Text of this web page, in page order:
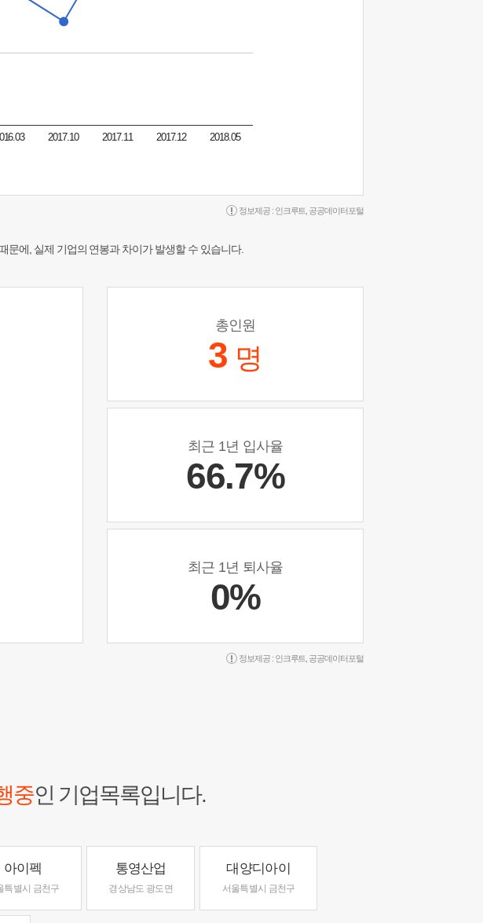
2017.10 2017.11 2017.12 2018.05
정보제공 : 인크루트 공공데이터포털
문에, 실제 기업의 연봉과 차이가 발생할 수 있습니다.
총인원
3 명
최근 1년 입사율
66.7%
최근 1년 퇴사율
0%
정보제공 : 인크루트 공공데이터포털
중인 기업목록입니다.
아이펙
특별시 금천구
통영산업
경상남도 광도면
대양디아이
서울특별시 금천구